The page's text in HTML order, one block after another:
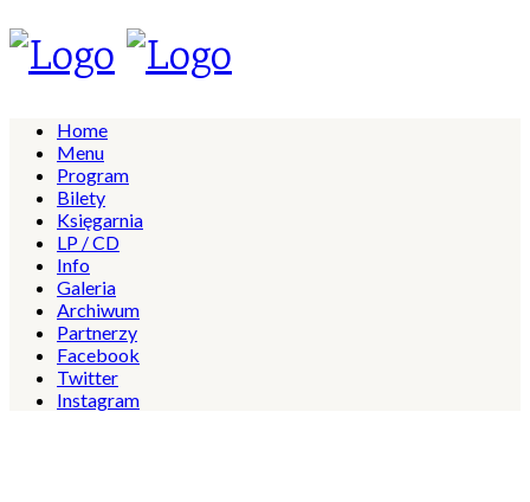
Home
Menu
Program
Bilety
Księgarnia
LP / CD
Info
Galeria
Archiwum
Partnerzy
Facebook
Twitter
Instagram